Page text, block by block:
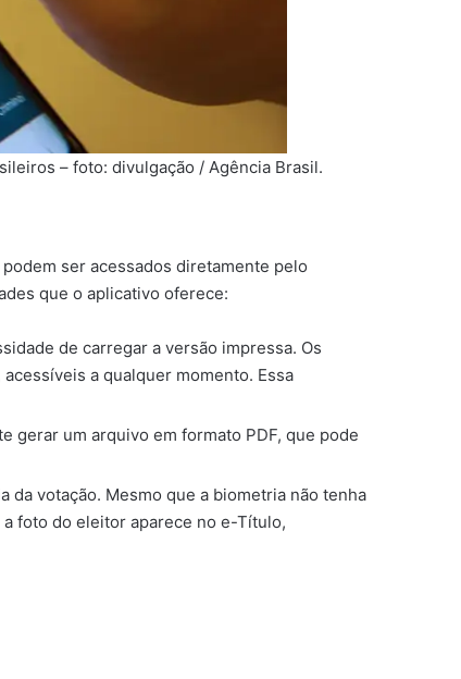
– foto: divulgação / Agência Brasil.
ser acessados diretamente pelo
que o aplicativo oferece:
de carregar a versão impressa. Os
a qualquer momento. Essa
gerar um arquivo em formato PDF, que pode
da votação. Mesmo que a biometria não tenha
foto do eleitor aparece no e-Título,